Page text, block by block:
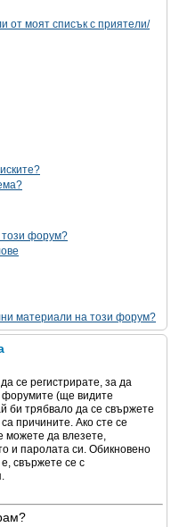
от моят списък с приятели/
този форум?
материали на този форум?
се регистрирате, за да
форумите (ще видите
би трябвало да се свържете
причините. Ако сте се
можете да влезете,
и паролата си. Обикновено
свържете се с